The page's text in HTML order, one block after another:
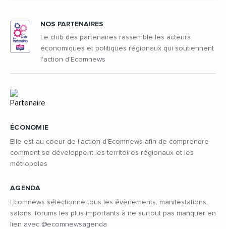
ÉCONOMIE
Elle est au coeur de l’action d’Ecomnews afin de comprendre
comment se développent les territoires régionaux et les
métropoles
AGENDA
Ecomnews sélectionne tous les évènements, manifestations,
salons, forums les plus importants à ne surtout pas manquer en
lien avec @ecomnewsagenda
NOS PARTENAIRES
Le club des partenaires rassemble les acteurs
économiques et politiques régionaux qui soutiennent
l'action d'Ecomnews